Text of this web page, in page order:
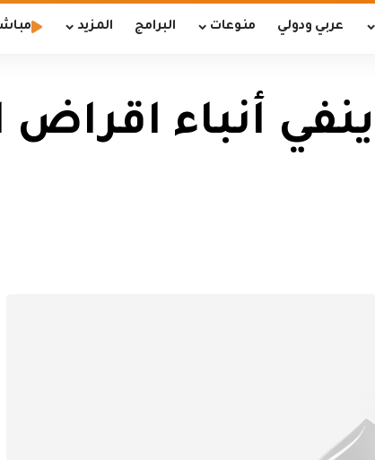
عربي ودولي منوعات البرامج المزيد
أنباء اقراض